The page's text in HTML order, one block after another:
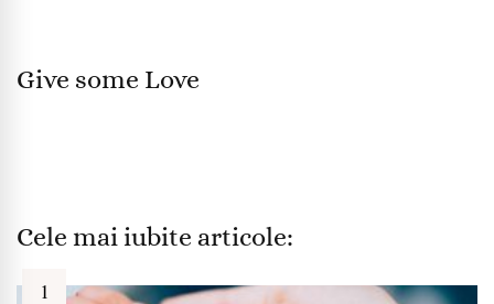
Give some Love
Cele mai iubite articole: